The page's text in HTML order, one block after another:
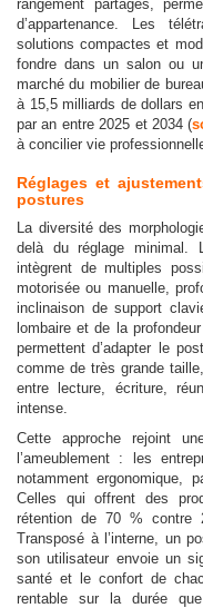
rangement partagés,
d’appartenance. Les
solutions compactes et
fondre dans un salon ou
marché du mobilier de
à 15,5 milliards de dollars
par an entre 2025 et 2034 (
à concilier vie
Réglages et
postures
La diversité des
delà du réglage minimal.
intègrent de multiples
motorisée ou manuelle,
inclinaison de support
lombaire et de la
permettent d’adapter le
comme de très grande
entre lecture, écriture,
intense.
Cette approche rejoint
l’ameublement : les
notamment ergonomique,
Celles qui offrent des
rétention de 70 % contre
Transposé à l’interne, un
son utilisateur envoie un
santé et le confort de
rentable sur la durée